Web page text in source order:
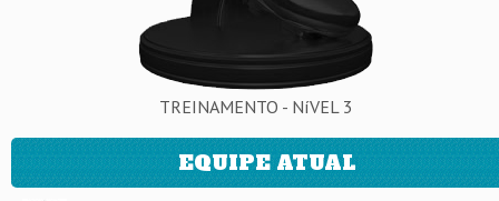
TREINAMENTO - NíVEL 3
EQUIPE ATUAL